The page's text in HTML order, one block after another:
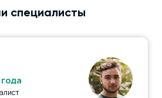
специалисты
года